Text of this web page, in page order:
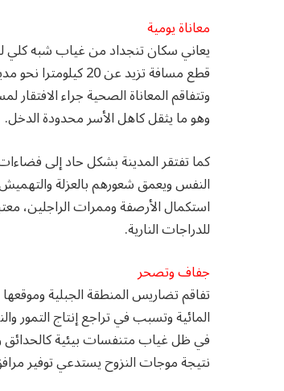
معاناة يومية
يعاني سكان تنجداد من غياب شبه كلي
قطع مسافة تزيد عن
وتتفاقم المعاناة الصحية جراء
وهو ما يثقل كاهل الأسر محدودة الدخل.
كما تفتقر المدينة بشكل حاد إلى
النفس ويعمق شعورهم بالعزلة
استكمال الأرصفة وممرات الراجلين،
للدراجات النارية.
جفاف وتصحر
تفاقم تضاريس المنطقة الجبلية
المائية وتسبب في تراجع إنتاج التمور
في ظل غياب متنفسات بيئية كالحدائق
نتيجة موجات النزوح يستدعي توفير